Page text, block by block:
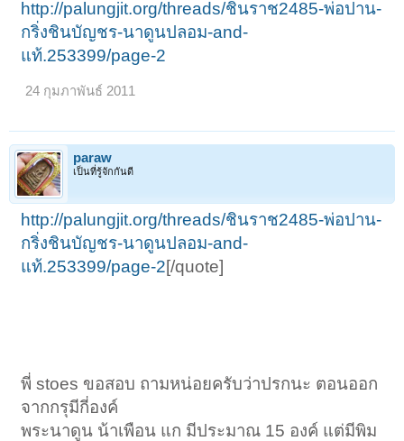
http://palungjit.org/threads/ชินราช2485-พ่อปาน-
กริ่งชินบัญชร-นาดูนปลอม-and-
แท้.253399/page-2
24 กุมภาพันธ์ 2011
paraw
เป็นที่รู้จักกันดี
http://palungjit.org/threads/ชินราช2485-พ่อปาน-
กริ่งชินบัญชร-นาดูนปลอม-and-
แท้.253399/page-2[/quote]
พี่ stoes ขอสอบ ถามหน่อยครับว่าปรกนะ ตอนออก
จากกรุมีกี่องค์
พระนาดูน น้าเพือน แก มีประมาณ 15 องค์ แต่มีพิม